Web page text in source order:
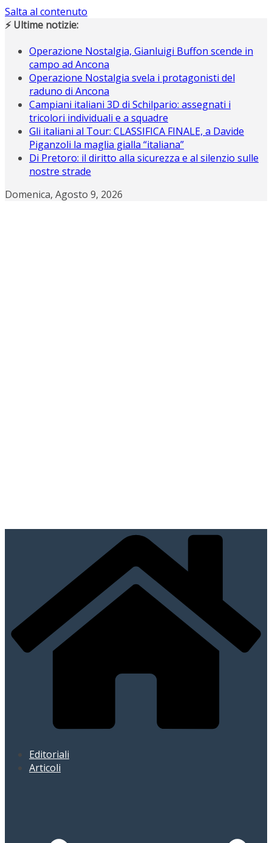
Salta al contenuto
⚡ Ultime notizie:
Operazione Nostalgia, Gianluigi Buffon scende in
campo ad Ancona
Operazione Nostalgia svela i protagonisti del
raduno di Ancona
Campiani italiani 3D di Schilpario: assegnati i
tricolori individuali e a squadre
Gli italiani al Tour: CLASSIFICA FINALE, a Davide
Piganzoli la maglia gialla “italiana”
Di Pretoro: il diritto alla sicurezza e al silenzio sulle
nostre strade
Domenica, Agosto 9, 2026
Editoriali
Articoli